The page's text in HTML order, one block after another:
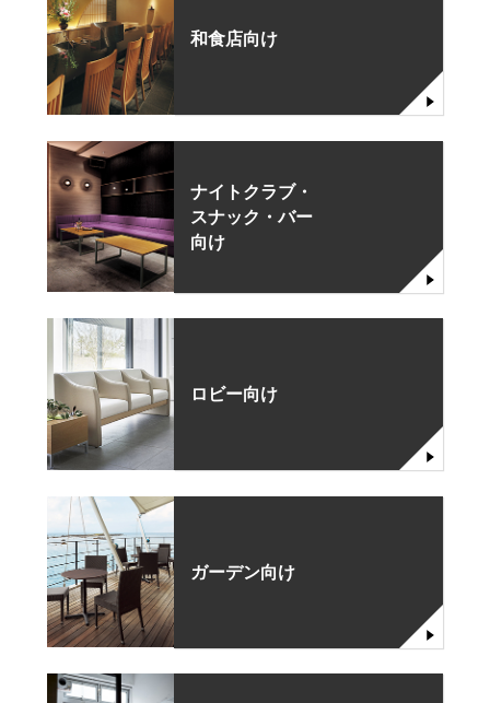
和食店向け
ナイトクラブ・
スナック・バー
向け
ロビー向け
ガーデン向け